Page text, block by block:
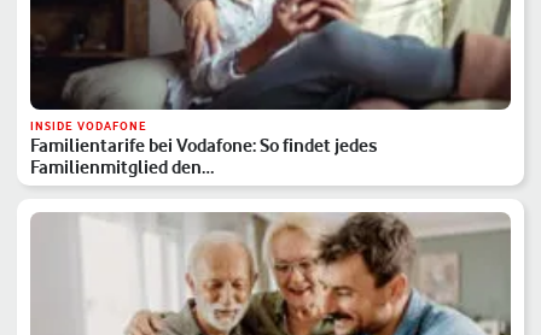
INSIDE VODAFONE
Familientarife bei Vodafone: So findet jedes
Familienmitglied den…